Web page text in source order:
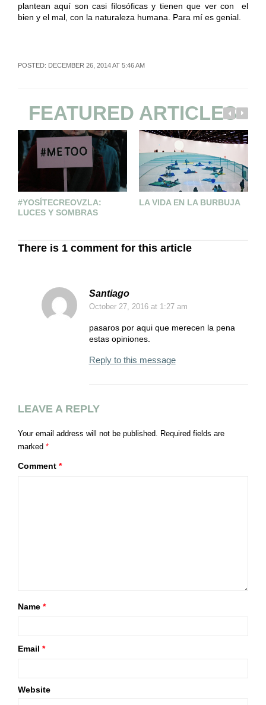
plantean aquí son casi filosóficas y tienen que ver con el
bien y el mal, con la naturaleza humana. Para mí es genial.
POSTED: DECEMBER 26, 2014 AT 5:46 AM
FEATURED ARTICLES
#YOSÍTECREOVZLA:
LUCES Y SOMBRAS
LA VIDA EN LA BURBUJA
There is 1 comment for this article
Santiago
October 27, 2016at 1:27 am
pasaros por aqui que merecen la pena
estas opiniones.
Reply to this message
LEAVE A REPLY
Your email address will not be published. Required fields are
marked *
Comment *
Name *
Email *
Website